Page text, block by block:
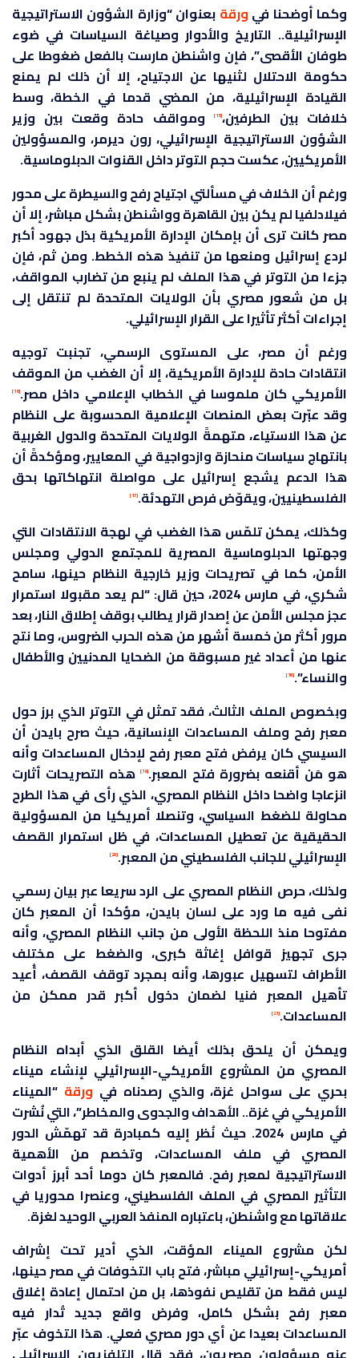
وكما أوضحنا في ورقة بعنوان “وزارة الشؤون الاستراتيجية
الإسرائيلية.. التاريخ والأدوار وصياغة السياسات في ضوء
طوفان الأقصى”، فإن واشنطن مارست بالفعل ضغوطا على
حكومة الاحتلال لثنيها عن الاجتياح، إلا أن ذلك لم يمنع
القيادة الإسرائيلية، من المضي قدما في الخطة، وسط
خلافات بين الطرفين،[15]
ومواقف حادة وقعت بين وزير
الشؤون الاستراتيجية الإسرائيلي، رون ديرمر، والمسؤولين
الأمريكيين، عكست حجم التوتر داخل القنوات الدبلوماسية.
ورغم أن الخلاف في مسألتي اجتياح رفح والسيطرة على محور
فيلادلفيا لم يكن بين القاهرة وواشنطن بشكل مباشر، إلا أن
مصر كانت ترى أن بإمكان الإدارة الأمريكية بذل جهود أكبر
لردع إسرائيل ومنعها من تنفيذ هذه الخطط. ومن ثم، فإن
جزءا من التوتر في هذا الملف لم ينبع من تضارب المواقف،
بل من شعور مصري بأن الولايات المتحدة لم تنتقل إلى
إجراءات أكثر تأثيرا على القرار الإسرائيلي.
ورغم أن مصر، على المستوى الرسمي، تجنبت توجيه
انتقادات حادة للإدارة الأمريكية، إلا أن الغضب من الموقف
الأمريكي كان ملموسا في الخطاب الإعلامي داخل مصر.[16]
وقد عبّرت بعض المنصات الإعلامية المحسوبة على النظام
عن هذا الاستياء، متهمةً الولايات المتحدة والدول الغربية
بانتهاج سياسات منحازة وازدواجية في المعايير، ومؤكدةً أن
هذا الدعم يشجع إسرائيل على مواصلة انتهاكاتها بحق
الفلسطينيين، ويقوّض فرص التهدئة.[17]
وكذلك، يمكن تلمّس هذا الغضب في لهجة الانتقادات التي
وجهتها الدبلوماسية المصرية للمجتمع الدولي ومجلس
الأمن، كما في تصريحات وزير خارجية النظام حينها، سامح
شكري، في مارس 2024، حين قال: “لم يعد مقبولا استمرار
عجز مجلس الأمن عن إصدار قرار يطالب بوقف إطلاق النار، بعد
مرور أكثر من خمسة أشهر من هذه الحرب الضروس، وما نتج
عنها من أعداد غير مسبوقة من الضحايا المدنيين والأطفال
والنساء”.[18]
وبخصوص الملف الثالث، فقد تمثل في التوتر الذي برز حول
معبر رفح وملف المساعدات الإنسانية، حيث صرح بايدن أن
السيسي كان يرفض فتح معبر رفح لإدخال المساعدات وأنه
هو مَن أقنعه بضرورة فتح المعبر.[19]
هذه التصريحات أثارت
انزعاجا واضحا داخل النظام المصري، الذي رأى في هذا الطرح
محاولة للضغط السياسي، وتنصلا أمريكيا من المسؤولية
الحقيقية عن تعطيل المساعدات، في ظل استمرار القصف
الإسرائيلي للجانب الفلسطيني من المعبر.[20]
ولذلك، حرص النظام المصري على الرد سريعا عبر بيان رسمي
نفى فيه ما ورد على لسان بايدن، مؤكدا أن المعبر كان
مفتوحا منذ اللحظة الأولى من جانب النظام المصري، وأنه
جرى تجهيز قوافل إغاثة كبرى، والضغط على مختلف
الأطراف لتسهيل عبورها، وأنه بمجرد توقف القصف، أُعيد
تأهيل المعبر فنيا لضمان دخول أكبر قدر ممكن من
المساعدات.[21]
ويمكن أن يلحق بذلك أيضا القلق الذي أبداه النظام
المصري من المشروع الأمريكي-الإسرائيلي لإنشاء ميناء
بحري على سواحل غزة، والذي رصدناه في ورقة “الميناء
الأمريكي في غزة.. الأهداف والجدوى والمخاطر”، التي نُشرت
في مارس 2024. حيث نُظر إليه كمبادرة قد تهمّش الدور
المصري في ملف المساعدات، وتخصم من الأهمية
الاستراتيجية لمعبر رفح. فالمعبر كان دوما أحد أبرز أدوات
التأثير المصري في الملف الفلسطيني، وعنصرا محوريا في
علاقاتها مع واشنطن، باعتباره المنفذ العربي الوحيد لغزة.
لكن مشروع الميناء المؤقت، الذي أدير تحت إشراف
أمريكي-إسرائيلي مباشر، فتح باب التخوفات في مصر حينها،
ليس فقط من تقليص نفوذها، بل من احتمال إعادة إغلاق
معبر رفح بشكل كامل، وفرض واقع جديد تُدار فيه
المساعدات بعيدا عن أي دور مصري فعلي. هذا التخوف عبّر